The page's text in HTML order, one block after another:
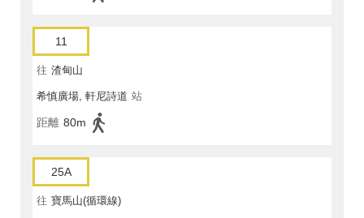
11
往 渣甸山
希慎廣場, 軒尼詩道 站
距離 80m
25A
往 寶馬山(循環線)